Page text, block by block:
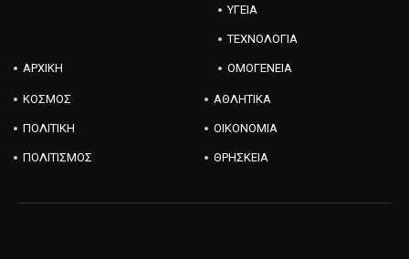
ΑΡΧΙΚΗ
ΥΓΕΙΑ
ΤΕΧΝΟΛΟΓΙΑ
ΟΜΟΓΕΝΕΙΑ
ΚΟΣΜΟΣ ΑΘΛΗΤΙΚΑ
ΠΟΛΙΤΙΚΗ ΟΙΚΟΝΟΜΙΑ
ΠΟΛΙΤΙΣΜΟΣ ΘΡΗΣΚΕΙΑ